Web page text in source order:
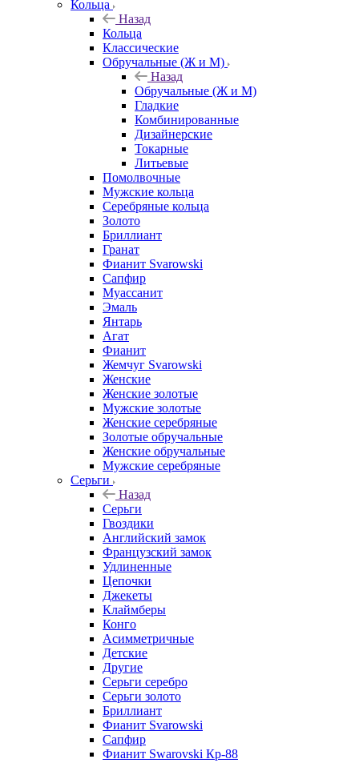
Кольца
Назад
Кольца
Классические
Обручальные (Ж и М)
Назад
Обручальные (Ж и М)
Гладкие
Комбинированные
Дизайнерские
Токарные
Литьевые
Помолвочные
Мужские кольца
Серебряные кольца
Золото
Бриллиант
Гранат
Фианит Svarowski
Сапфир
Муассанит
Эмаль
Янтарь
Агат
Фианит
Жемчуг Svarowski
Женские
Женские золотые
Мужские золотые
Женские серебряные
Золотые обручальные
Женские обручальные
Мужские серебряные
Серьги
Назад
Серьги
Гвоздики
Английский замок
Французский замок
Удлиненные
Цепочки
Джекеты
Клаймберы
Конго
Асимметричные
Детские
Другие
Серьги серебро
Серьги золото
Бриллиант
Фианит Svarowski
Сапфир
Фианит Swarovski Кр-88